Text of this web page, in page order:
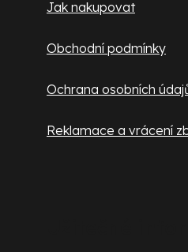
Jak nakupovat
Obchodní podmínky
Ochrana osobních
Reklamace a vrácení